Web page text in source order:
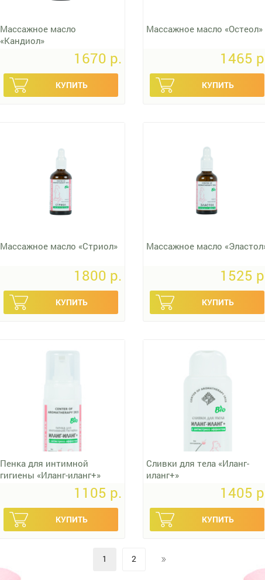
Массажное масло
«Кандиол»
1670 p.
Массажное масло «Остеол»
1465
Массажное масло «Стриол»
1800 p.
Массажное масло
1525
Пенка для интимной
гигиены «Иланг-иланг+»
1105 p.
Сливки для тела «Иланг-
иланг+»
1405
1 2 »